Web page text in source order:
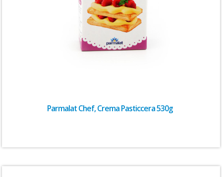
Parmalat Chef, Crema Pasticcera 530g